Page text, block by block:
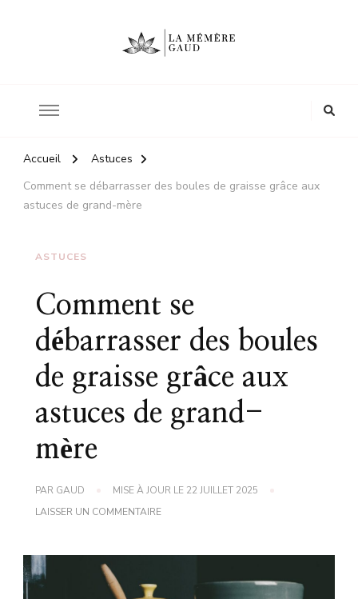
Accueil
Astuces
Comment se débarrasser des boules de graisse grâce aux
astuces de grand-mère
ASTUCES
Comment se
débarrasser des boules
de graisse grâce aux
astuces de grand-
mère
PAR GAUD MISE À JOUR LE 22 JUILLET 2025
LAISSER UN COMMENTAIRESUR
DÉBARRASSER